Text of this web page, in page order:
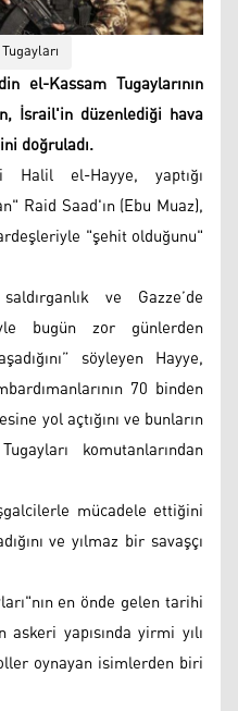
el-Kassam Tugaylarının
İsrail'in düzenlediği hava
doğruladı.
el-Hayye, yaptığı
Raid Saad'ın (Ebu Muaz),
"şehit olduğunu"
ve Gazze’de
bugün zor günlerden
söyleyen Hayye,
70 binden
yol açtığını ve bunların
komutanlarından
mücadele ettiğini
ve yılmaz bir savaşçı
en önde gelen tarihi
yapısında yirmi yılı
oynayan isimlerden biri